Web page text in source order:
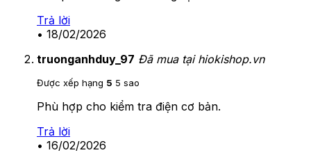
Trả lời
• 18/02/2026
truonganhduy_97 Đã mua tại hiokishop.vn
Được xếp hạng 5 5 sao
Phù hợp cho kiểm tra điện cơ bản.
Trả lời
• 16/02/2026